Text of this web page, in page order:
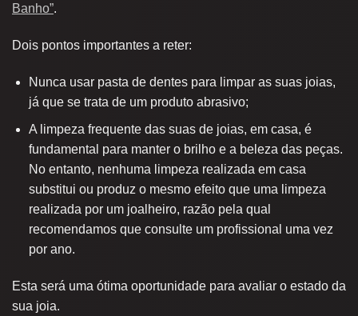
Banho”.
Dois pontos importantes a reter:
Nunca usar pasta de dentes para limpar as suas joias,
já que se trata de um produto abrasivo;
A limpeza frequente das suas de joias, em casa, é
fundamental para manter o brilho e a beleza das peças.
No entanto, nenhuma limpeza realizada em casa
substitui ou produz o mesmo efeito que uma limpeza
realizada por um joalheiro, razão pela qual
recomendamos que consulte um profissional uma vez
por ano.
Esta será uma ótima oportunidade para avaliar o estado da
sua joia.